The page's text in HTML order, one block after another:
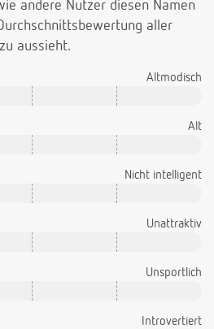
andere Nutzer diesen Namen
aller
aussieht.
Altmodisch
Alt
Nicht intelligent
Unattraktiv
Unsportlich
Introvertiert